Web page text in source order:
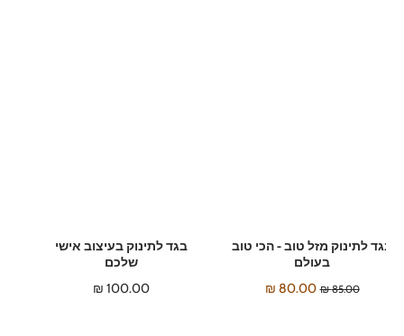
בגד לתינוק בעיצוב אישי
שלכם
100.00 ₪
בגד לתינוק מזל טוב - הכי טוב
בעולם
85.00 ₪
80.00 ₪